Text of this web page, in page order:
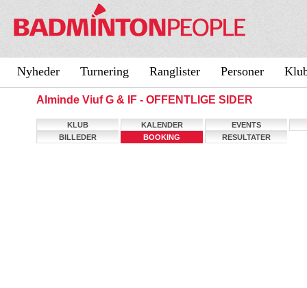
Nyheder Turnering Ranglister Personer
Alminde Viuf G & IF - OFFENTLIGE SIDER
KLUB KALENDER
EVENTS
BILLEDER
BOOKING RESULTATER